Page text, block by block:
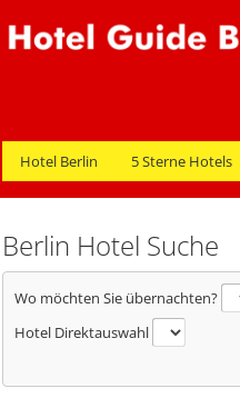
Hotel Berlin 5 Sterne Hotels
Berlin Hotel Suche
Wo möchten Sie übernachten?
Hotel Direktauswahl